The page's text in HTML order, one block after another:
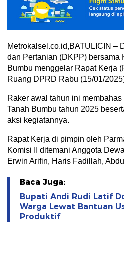
Metrokalsel.co.id,BATULICIN –
dan Pertanian (DKPP) bersama
Bumbu menggelar Rapat Kerja
Ruang DPRD Rabu (15/01/
Raker awal tahun ini
Tanah Bumbu tahun 2025
aksi kegiatannya.
Rapat Kerja di pimpin oleh
Komisi II ditemani Anggota
Erwin Arifin, Haris Fadillah,
Baca Juga:
Bupati Andi Rudi Latif
Warga Lewat Bantuan
Produktif